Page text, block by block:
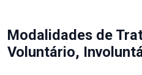
Modalidades de
Voluntário,